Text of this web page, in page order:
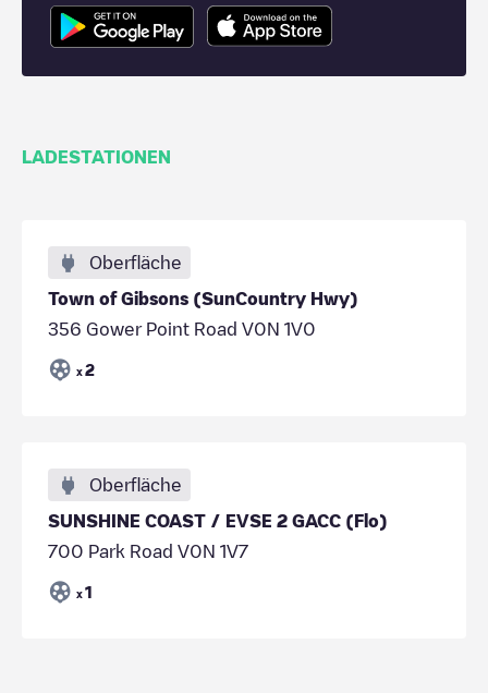
LADESTATIONEN
Oberfläche
Town of Gibsons (SunCountry Hwy)
356 Gower Point Road V0N 1V0
x 2
Oberfläche
SUNSHINE COAST / EVSE 2 GACC (Flo)
700 Park Road V0N 1V7
x 1